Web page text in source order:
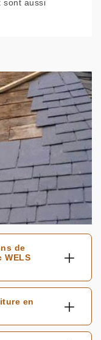
sont aussi
de
WELS
en